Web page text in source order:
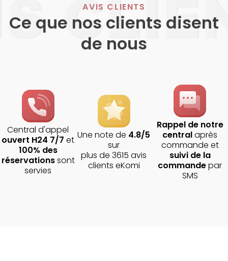
AVIS CLIENTS
Ce que nos clients disent
de nous
Central d'appel
ouvert H24 7/7 et
100% des
réservationssont
servies
Une note de 4.8/5
sur
plus de 3615 avis
clients eKomi
Rappel de notre
centralaprès
commande et
suivi de la
commandepar
SMS